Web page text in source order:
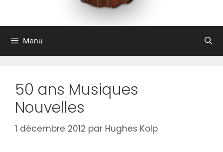
Menu
50 ans Musiques
Nouvelles
1 décembre 2012 par Hughes Kolp